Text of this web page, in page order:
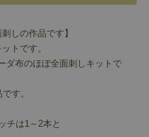
しの作品です】
トです。
ダ布のほぼ全面刺しキットで
す。
チは1～2本と